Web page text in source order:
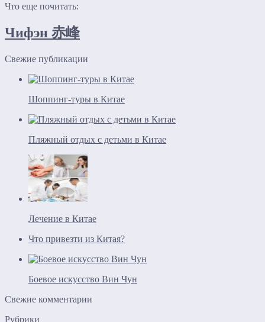
Что еще почитать:
Чифэн 赤峰
Свежие публикации
Шоппинг-туры в Китае
Пляжный отдых с детьми в Китае
Лечение в Китае
Что привезти из Китая?
Боевое искусство Вин Чун
Свежие комментарии
Рубрики